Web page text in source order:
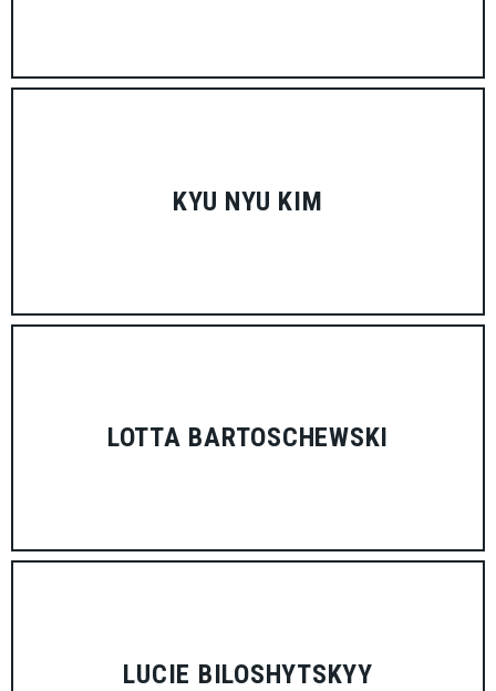
KYU NYU KIM
LOTTA BARTOSCHEWSKI
LUCIE BILOSHYTSKYY